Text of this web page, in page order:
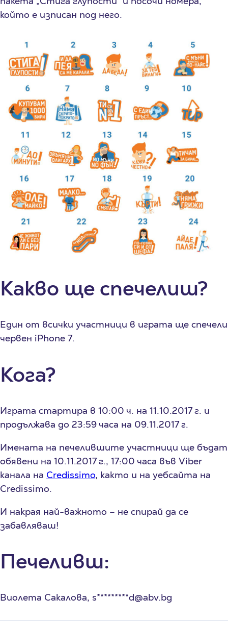
който е изписан под него.
Какво ще спечелиш?
Един от всички участници в играта ще спечели
червен iPhone 7.
Кога?
Играта стартира в 10:00 ч. на 11.10.2017 г. и
продължава до 23:59 часа на 09.11.2017 г.
Имената на печелившите участници ще бъдат
обявени на 10.11.2017 г., 17:00 часа във Viber
канала на Credissimo, както и на уебсайта на
Credissimo.
И накрая най-важното – не спирай да се
забавляваш!
Печеливш:
Виолета Сакалова, s*********d@abv.bg